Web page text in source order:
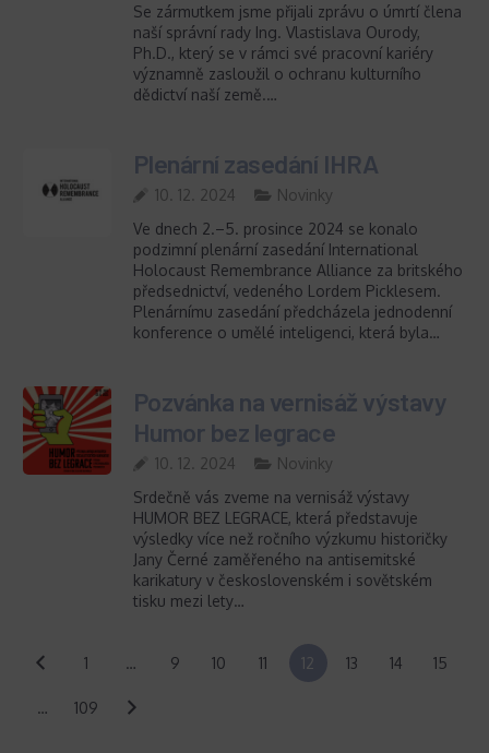
Se zármutkem jsme přijali zprávu o úmrtí člena
naší správní rady Ing. Vlastislava Ourody,
Ph.D., který se v rámci své pracovní kariéry
významně zasloužil o ochranu kulturního
dědictví naší země.…
Plenární zasedání IHRA
10. 12. 2024
Novinky
Ve dnech 2.–5. prosince 2024 se konalo
podzimní plenární zasedání International
Holocaust Remembrance Alliance za britského
předsednictví, vedeného Lordem Picklesem.
Plenárnímu zasedání předcházela jednodenní
konference o umělé inteligenci, která byla…
Pozvánka na vernisáž výstavy
Humor bez legrace
10. 12. 2024
Novinky
Srdečně vás zveme na vernisáž výstavy
HUMOR BEZ LEGRACE, která představuje
výsledky více než ročního výzkumu historičky
Jany Černé zaměřeného na antisemitské
karikatury v československém i sovětském
tisku mezi lety…
1 … 9 10 11 12 13 14 15
… 109